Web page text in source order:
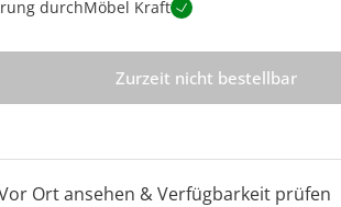
durchMöbel Kraft
Zurzeit nicht bestellbar
Ort ansehen & Verfügbarkeit prüfen